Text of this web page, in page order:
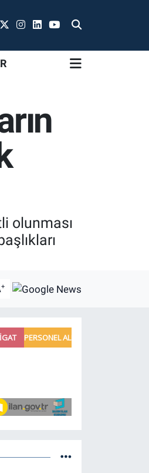
olunması
+